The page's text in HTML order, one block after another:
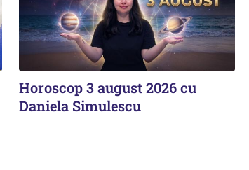
Horoscop 3 august 2026 cu
Daniela Simulescu